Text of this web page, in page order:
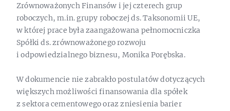
Zrównoważonych Finansów i jej czterech grup
roboczych, m.in. grupy roboczej ds. Taksonomii UE,
w której prace była zaangażowana pełnomocniczka
Spółki ds. zrównoważonego rozwoju
i odpowiedzialnego biznesu, Monika Porębska.
W dokumencie nie zabrakło postulatów dotyczących
większych możliwości finansowania dla spółek
z sektora cementowego oraz zniesienia barier